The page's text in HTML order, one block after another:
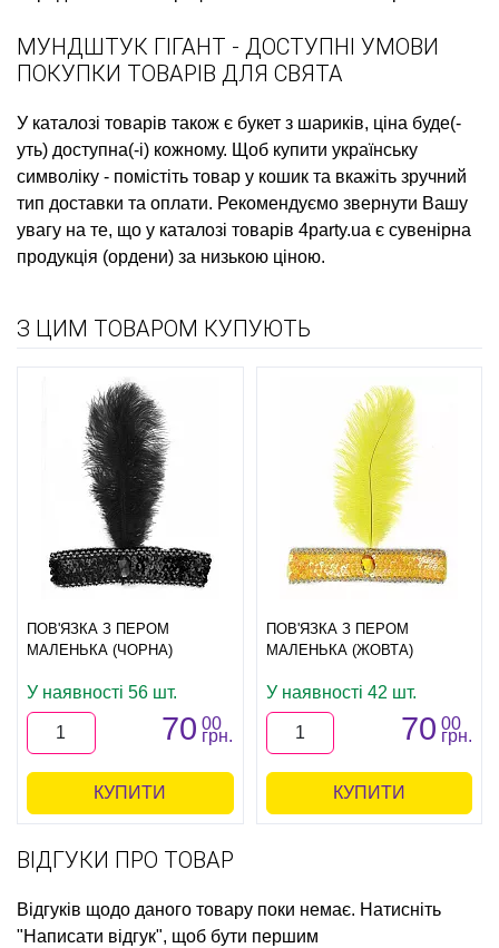
МУНДШТУК ГІГАНТ - ДОСТУПНІ УМОВИ
ПОКУПКИ ТОВАРІВ ДЛЯ СВЯТА
У каталозі товарів також є букет з шариків, ціна буде(-
уть) доступна(-і) кожному. Щоб купити українську
символіку - помістіть товар у кошик та вкажіть зручний
тип доставки та оплати. Рекомендуємо звернути Вашу
увагу на те, що у каталозі товарів 4party.ua є сувенірна
продукція (ордени) за низькою ціною.
З ЦИМ ТОВАРОМ КУПУЮТЬ
ПОВ'ЯЗКА З ПЕРОМ
МАЛЕНЬКА (ЧОРНА)
У наявності 56 шт.
70 00
грн.
КУПИТИ
ПОВ'ЯЗКА З ПЕРОМ
МАЛЕНЬКА (ЖОВТА)
У наявності 42 шт.
70 00
грн.
КУПИТИ
ВІДГУКИ ПРО ТОВАР
Відгуків щодо даного товару поки немає. Натисніть
"Написати відгук", щоб бути першим